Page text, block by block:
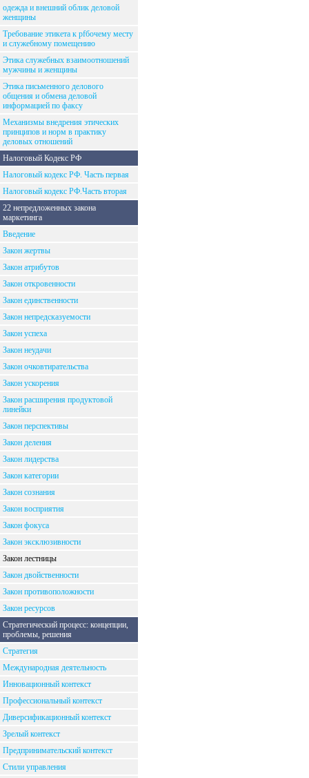
одежда и внешний облик деловой
женщины
Требование этикета к рfбочему месту
и служебному помещению
Этика служебных взаимоотношений
мужчины и женщины
Этика письменного делового
общения и обмена деловой
информацией по факсу
Механизмы внедрения этических
принципов и норм в практику
деловых отношений
Налоговый Кодекс РФ
Налоговый кодекс РФ. Часть первая
Налоговый кодекс РФ.Часть вторая
22 непредложенных закона
маркетинга
Введение
Закон жертвы
Закон атрибутов
Закон откровенности
Закон единственности
Закон непредсказуемости
Закон успеха
Закон неудачи
Закон очковтирательства
Закон ускорения
Закон расширения продуктовой
линейки
Закон перспективы
Закон деления
Закон лидерства
Закон категории
Закон сознания
Закон восприятия
Закон фокуса
Закон эксклюзивности
Закон лестницы
Закон двойственности
Закон противоположности
Закон ресурсов
Стратегический процесс: концепции,
проблемы, решения
Стратегия
Международная деятельность
Инновационный контекст
Профессиональный контекст
Диверсификационный контекст
Зрелый контекст
Предпринимательский контекст
Стили управления